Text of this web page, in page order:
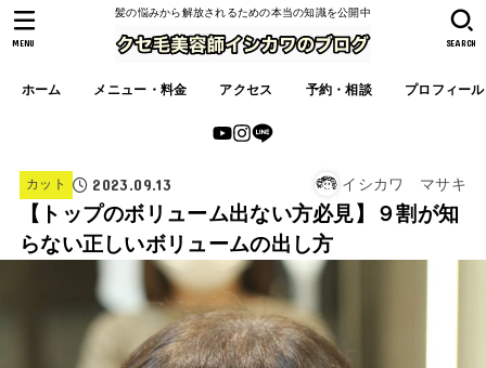
髪の悩みから解放されるための本当の知識を公開中
ホーム メニュー・料金 アクセス 予約・相談 プロフィール
SEARCH
MENU
カット 2023.09.13 イシカワ マサキ
【トップのボリューム出ない方必見】９割が知
らない正しいボリュームの出し方